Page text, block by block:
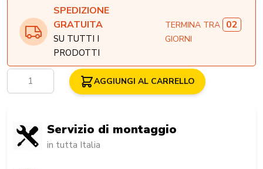
SPEDIZIONE
GRATUITA
SU TUTTI I
PRODOTTI
TERMINA TRA 02
GIORNI
Quantità AGGIUNGI AL CARRELLO
Servizio di montaggio
in tutta Italia